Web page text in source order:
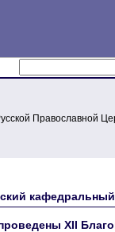
Православной
XII